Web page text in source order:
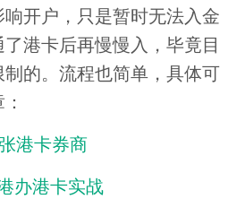
开户，只是暂时无法入金
港卡后再慢慢入，毕竟目
的。流程也简单，具体可
港卡券商
办港卡实战